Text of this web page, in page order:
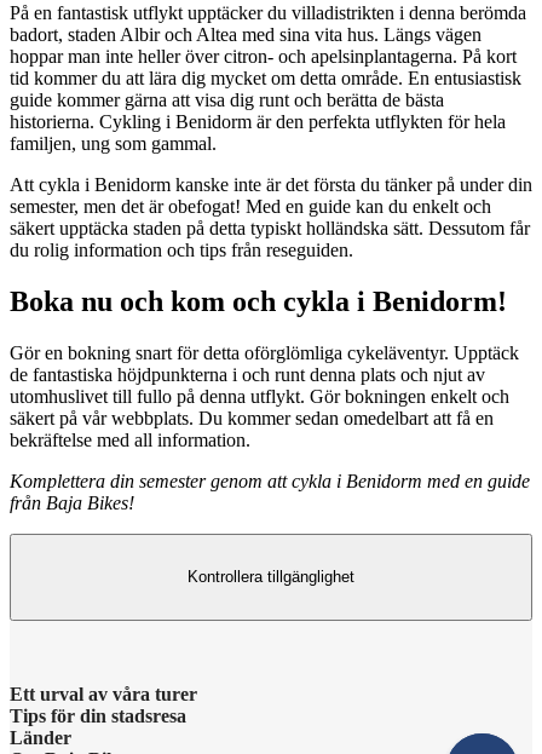
På en fantastisk utflykt upptäcker du villadistrikten i denna berömda
badort, staden Albir och Altea med sina vita hus. Längs vägen
hoppar man inte heller över citron- och apelsinplantagerna. På kort
tid kommer du att lära dig mycket om detta område. En entusiastisk
guide kommer gärna att visa dig runt och berätta de bästa
historierna. Cykling i Benidorm är den perfekta utflykten för hela
familjen, ung som gammal.
Att cykla i Benidorm kanske inte är det första du tänker på under din
semester, men det är obefogat! Med en guide kan du enkelt och
säkert upptäcka staden på detta typiskt holländska sätt. Dessutom får
du rolig information och tips från reseguiden.
Boka nu och kom och cykla i Benidorm!
Gör en bokning snart för detta oförglömliga cykeläventyr. Upptäck
de fantastiska höjdpunkterna i och runt denna plats och njut av
utomhuslivet till fullo på denna utflykt. Gör bokningen enkelt och
säkert på vår webbplats. Du kommer sedan omedelbart att få en
bekräftelse med all information.
Komplettera din semester genom att cykla i Benidorm med en guide
från Baja Bikes!
Kontrollera tillgänglighet
Ett urval av våra turer
Tips för din stadsresa
Länder